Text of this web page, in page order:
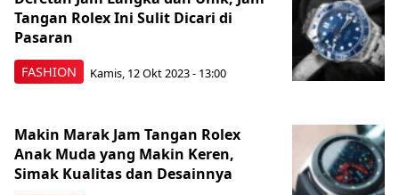
FASHION
Tangan Rolex Ini Sulit Dicari di
Pasaran
Kamis, 12 Okt 2023 - 13:00
Makin Marak Jam Tangan Rolex
Anak Muda yang Makin Keren,
Simak Kualitas dan Desainnya